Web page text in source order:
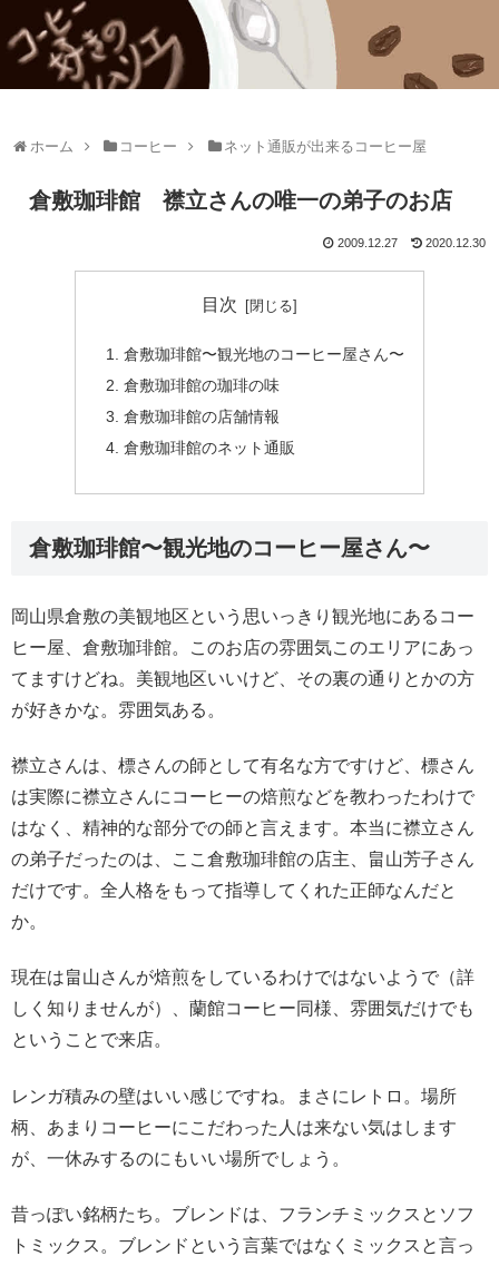
ホーム コーヒー ネット通販が出来るコーヒー屋
倉敷珈琲館 襟立さんの唯一の弟子のお店
2009.12.27 2020.12.30
目次
倉敷珈琲館〜観光地のコーヒー屋さん〜
倉敷珈琲館の珈琲の味
倉敷珈琲館の店舗情報
倉敷珈琲館のネット通販
倉敷珈琲館〜観光地のコーヒー屋さん〜
岡山県倉敷の美観地区という思いっきり観光地にあるコー
ヒー屋、倉敷珈琲館。このお店の雰囲気このエリアにあっ
てますけどね。美観地区いいけど、その裏の通りとかの方
が好きかな。雰囲気ある。
襟立さんは、標さんの師として有名な方ですけど、標さん
は実際に襟立さんにコーヒーの焙煎などを教わったわけで
はなく、精神的な部分での師と言えます。本当に襟立さん
の弟子だったのは、ここ倉敷珈琲館の店主、畠山芳子さん
だけです。全人格をもって指導してくれた正師なんだと
か。
現在は畠山さんが焙煎をしているわけではないようで（詳
しく知りませんが）、蘭館コーヒー同様、雰囲気だけでも
ということで来店。
レンガ積みの壁はいい感じですね。まさにレトロ。場所
柄、あまりコーヒーにこだわった人は来ない気はします
が、一休みするのにもいい場所でしょう。
昔っぽい銘柄たち。ブレンドは、フランチミックスとソフ
トミックス。ブレンドという言葉ではなくミックスと言っ